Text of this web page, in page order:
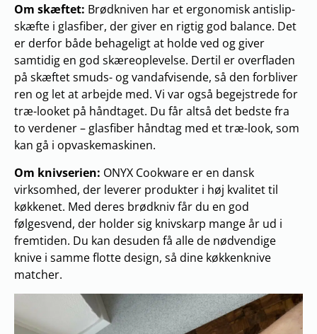
Om skæftet: Brødkniven har et ergonomisk antislip-
skæfte i glasfiber, der giver en rigtig god balance. Det
er derfor både behageligt at holde ved og giver
samtidig en god skæreoplevelse. Dertil er overfladen
på skæftet smuds- og vandafvisende, så den forbliver
ren og let at arbejde med. Vi var også begejstrede for
træ-looket på håndtaget. Du får altså det bedste fra
to verdener – glasfiber håndtag med et træ-look, som
kan gå i opvaskemaskinen.
Om knivserien: ONYX Cookware er en dansk
virksomhed, der leverer produkter i høj kvalitet til
køkkenet. Med deres brødkniv får du en god
følgesvend, der holder sig knivskarp mange år ud i
fremtiden. Du kan desuden få alle de nødvendige
knive i samme flotte design, så dine køkkenknive
matcher.